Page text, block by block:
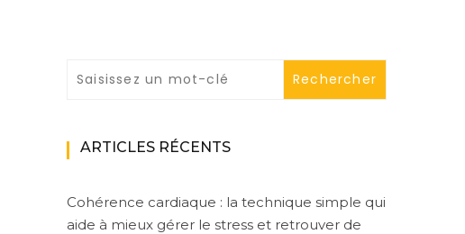
ARTICLES RÉCENTS
Cohérence cardiaque : la technique simple qui
aide à mieux gérer le stress et retrouver de